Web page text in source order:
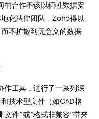
的合作不该以牺牲数据安
化法律团队，Zoho得以
不扩散到无意义的数据
作工具，进行了一系列深
技术型文件（如CAD格
文件”或“格式非兼容”带来